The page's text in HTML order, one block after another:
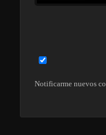
Notificarme nuevos